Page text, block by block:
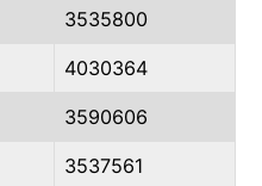
3535800
4030364
3590606
3537561